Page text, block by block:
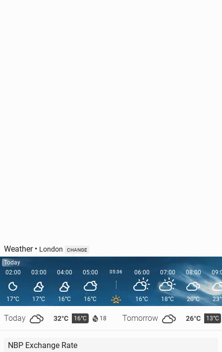
Weather• London CHANGE
Today
02:00
17°C
Today 32°C 16°C 18 Tomorrow 26°C 13°C
03:00
17°C
04:00
16°C
05:00
16°C
05:36 06:00
16°C
07:00
18°C
08:00
20°C
NBP Exchange Rate